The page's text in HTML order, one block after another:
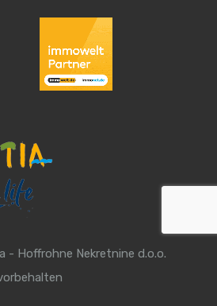
- Hoffrohne Nekretnine d.o.o.